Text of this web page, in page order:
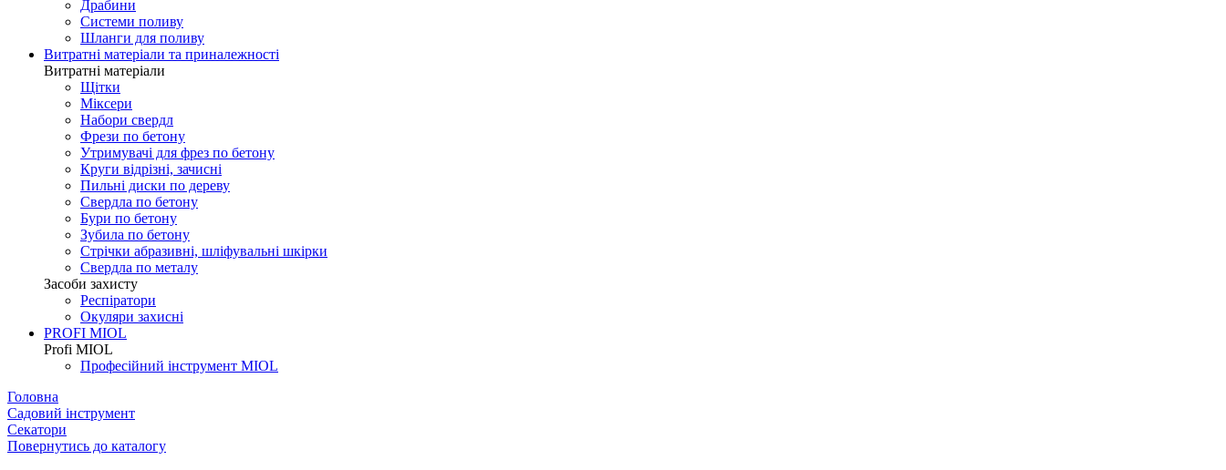
Драбини
Системи поливу
Шланги для поливу
Витратні матеріали та приналежності
Витратні матеріали
Щітки
Міксери
Набори свердл
Фрези по бетону
Утримувачі для фрез по бетону
Круги відрізні, зачисні
Пильні диски по дереву
Свердла по бетону
Бури по бетону
Зубила по бетону
Стрічки абразивні, шліфувальні шкірки
Свердла по металу
Засоби захисту
Респіратори
Окуляри захисні
PROFI MIOL
Profi MIOL
Професійний інструмент MIOL
Головна
Садовий інструмент
Секатори
Повернутись до каталогу